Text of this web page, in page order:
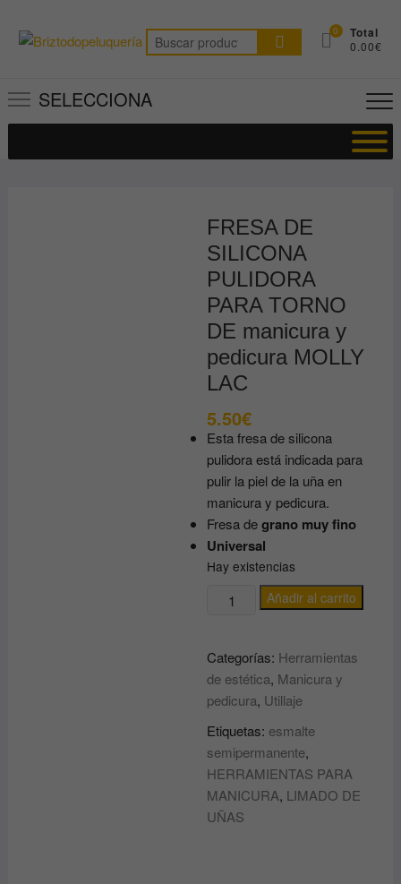
contenido
Buscar
por:
0 Total
0.00€
SELECCIONA
FRESA DE
SILICONA
PULIDORA
PARA TORNO
DE manicura y
pedicura MOLLY
LAC
5.50€
Esta fresa de silicona
pulidora está indicada para
pulir la piel de la uña en
manicura y pedicura.
Fresa degrano muy fino
Universal
Hay existencias
FRESA
PULIDORA
PARA
TORNO
DE
manicura
y
pedicura
MOLLY
Añadir al carrito
Categorías: Herramientas
de estética, Manicura y
pedicura, Utillaje
Etiquetas: esmalte
semipermanente,
HERRAMIENTAS PARA
MANICURA, LIMADO DE
UÑAS